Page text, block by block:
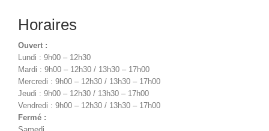
Horaires
Ouvert :
Lundi : 9h00 – 12h30
Mardi : 9h00 – 12h30 / 13h30 – 17h00
Mercredi : 9h00 – 12h30 / 13h30 – 17h00
Jeudi : 9h00 – 12h30 / 13h30 – 17h00
Vendredi : 9h00 – 12h30 / 13h30 – 17h00
Fermé :